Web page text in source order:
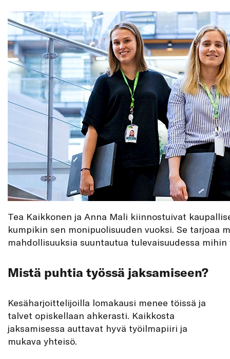
Tea Kaikkonen ja Anna Mali kiinnostuivat
kumpikin sen monipuolisuuden vuoksi. Se tarjoaa
mahdollisuuksia suuntautua tulevaisuudessa mihin
Mistä puhtia työssä jaksamiseen?
Kesäharjoittelijoilla lomakausi menee töissä ja
talvet opiskellaan ahkerasti. Kaikkosta
jaksamisessa auttavat hyvä työilmapiiri ja
mukava yhteisö.